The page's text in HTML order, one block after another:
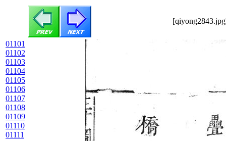
01101
01102
01103
01104
01105
01106
01107
01108
01109
01110
01111